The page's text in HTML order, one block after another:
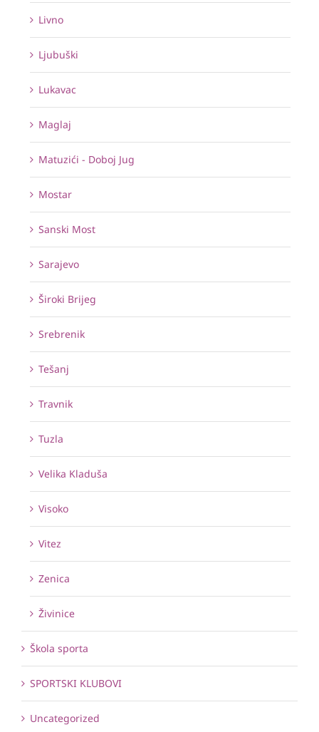
Livno
Ljubuški
Lukavac
Maglaj
Matuzići - Doboj Jug
Mostar
Sanski Most
Sarajevo
Široki Brijeg
Srebrenik
Tešanj
Travnik
Tuzla
Velika Kladuša
Visoko
Vitez
Zenica
Živinice
Škola sporta
SPORTSKI KLUBOVI
Uncategorized